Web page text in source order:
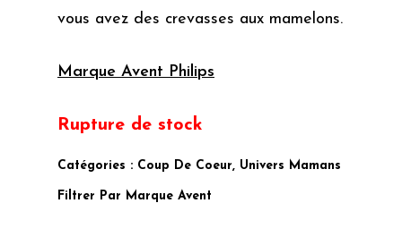
vous avez des crevasses aux mamelons.
Marque Avent Philips
Rupture de stock
Catégories : Coup De Coeur, Univers Mamans
Filtrer Par Marque Avent